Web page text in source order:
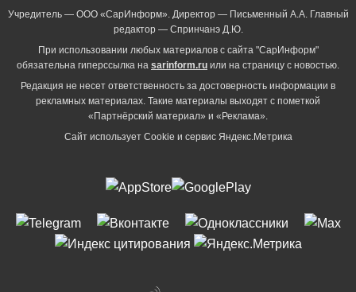
Учредитель — ООО «СарИнформ». Директор — Письменный А.А. Главный
редактор — Спринчанэ Д.Ю.
При использовании любых материалов с сайта "СарИнформ"
обязательна гиперссылка на sarinform.ru или на страницу с новостью.
Редакция не несет ответственность за достоверность информации в
рекламных материалах. Такие материалы выходят с пометкой
«Партнёрский материал» и «Реклама».
Сайт использует Cookie и сервиc Яндекс.Метрика